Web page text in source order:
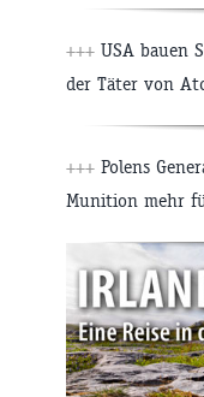
+++ USA bauen
der Täter von
+++ Polens
Munition mehr